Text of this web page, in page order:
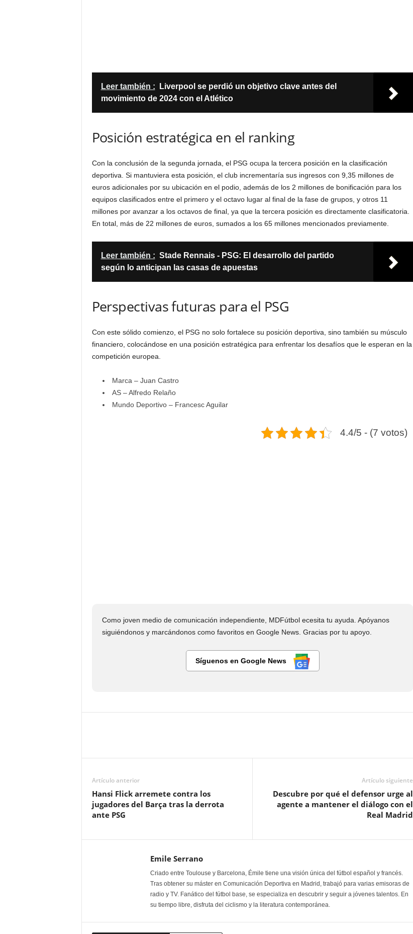
Leer también :
Liverpool se perdió un objetivo clave antes del
movimiento de 2024 con el Atlético
Posición estratégica en el ranking
Con la conclusión de la segunda jornada, el PSG ocupa la tercera posición en la clasificación
deportiva. Si mantuviera esta posición, el club incrementaría sus ingresos con 9,35 millones de
euros adicionales por su ubicación en el podio, además de los 2 millones de bonificación para los
equipos clasificados entre el primero y el octavo lugar al final de la fase de grupos, y otros 11
millones por avanzar a los octavos de final, ya que la tercera posición es directamente clasificatoria.
En total, más de 22 millones de euros, sumados a los 65 millones mencionados previamente.
Leer también : Stade Rennais - PSG: El desarrollo del partido
según lo anticipan las casas de apuestas
Perspectivas futuras para el PSG
Con este sólido comienzo, el PSG no solo fortalece su posición deportiva, sino también su músculo
financiero, colocándose en una posición estratégica para enfrentar los desafíos que le esperan en la
competición europea.
Marca – Juan Castro
AS – Alfredo Relaño
Mundo Deportivo – Francesc Aguilar
4.4/5 - (7 votos)
Como joven medio de comunicación independiente, MDFútbol ecesita tu ayuda. Apóyanos
siguiéndonos y marcándonos como favoritos en Google News. Gracias por tu apoyo.
Síguenos en Google News
Artículo anterior
Hansi Flick arremete contra los
jugadores del Barça tras la derrota
ante PSG
Artículo siguiente
Descubre por qué el defensor urge al
agente a mantener el diálogo con el
Real Madrid
Emile Serrano
Criado entre Toulouse y Barcelona, Émile tiene una visión única del fútbol español y francés.
Tras obtener su máster en Comunicación Deportiva en Madrid, trabajó para varias emisoras de
radio y TV. Fanático del fútbol base, se especializa en descubrir y seguir a jóvenes talentos. En
su tiempo libre, disfruta del ciclismo y la literatura contemporánea.